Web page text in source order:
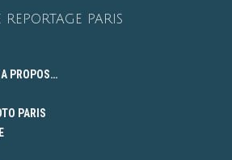
PARIS
PROPOS…
PARIS